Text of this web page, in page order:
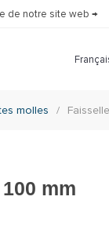
de notre site web →
molles /
mm